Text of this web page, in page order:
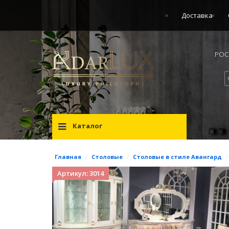
Доставка
Каталог
Главная / Столовые / Столовые в стиле Авангард /
Артикул: 3014